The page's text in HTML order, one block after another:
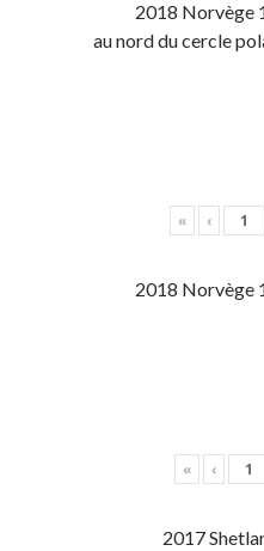
2018 Norvège
au nord du cercle
« ‹
2018 Norvège
« ‹
2017